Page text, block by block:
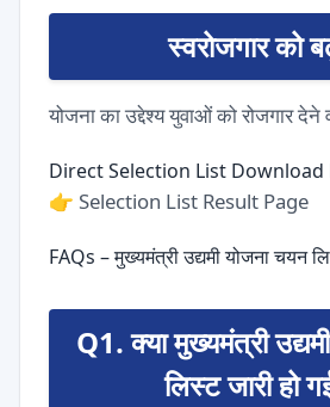
स्वरोजगार को
योजना का उद्देश्य युवाओं को रोजगार देने
Direct Selection List Download
👉 Selection List Result Page
FAQs – मुख्यमंत्री उद्यमी योजना चयन
Q1. क्या मुख्यमंत्री
लिस्ट जारी हो